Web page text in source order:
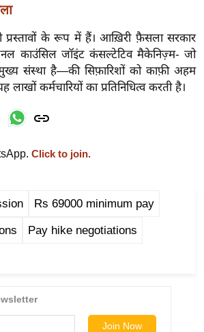
प्रस्तावों के रूप में हैं। आख़िरी फ़ैसला सरकार
काउंसिल जॉइंट कंसल्टेटिव मैकेनिज़्म- जो
संस्था है—की सिफ़ारिशों को काफ़ी अहम
लाखों कर्मचारियों का प्रतिनिधित्व करती है।
Click to join.
Rs 69000 minimum pay
Pay hike negotiations